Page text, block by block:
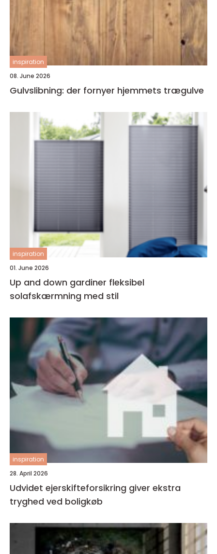
inspiration
08. June 2026
Gulvslibning: der fornyer hjemmets trægulve
inspiration
01. June 2026
Up and down gardiner fleksibel
solafskærmning med stil
inspiration
28. April 2026
Udvidet ejerskifteforsikring giver ekstra
tryghed ved boligkøb